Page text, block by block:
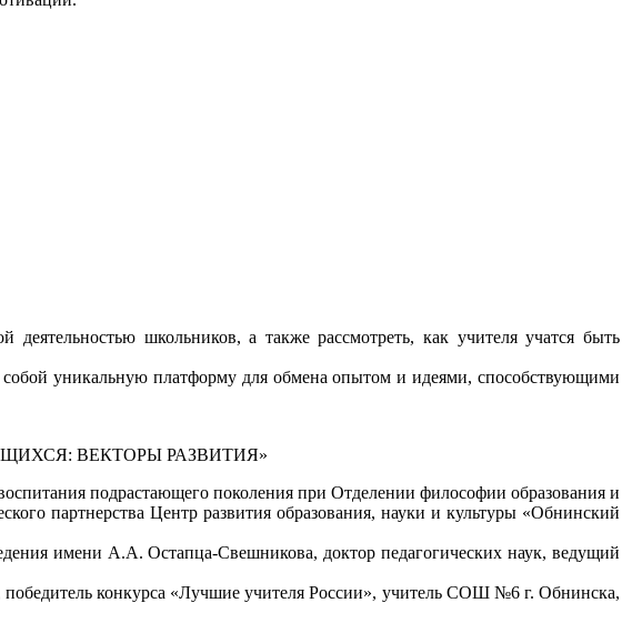
деятельностью школьников, а также рассмотреть, как учителя учатся быть
собой уникальную платформу для обмена опытом и идеями, способствующими
ВЕКТОРЫ РАЗВИТИЯ»
подрастающего поколения при Отделении философии образования и
партнерства Центр развития образования, науки и культуры «Обнинский
имени А.А. Остапца-Свешникова, доктор педагогических наук, ведущий
конкурса «Лучшие учителя России», учитель СОШ №6 г. Обнинска,